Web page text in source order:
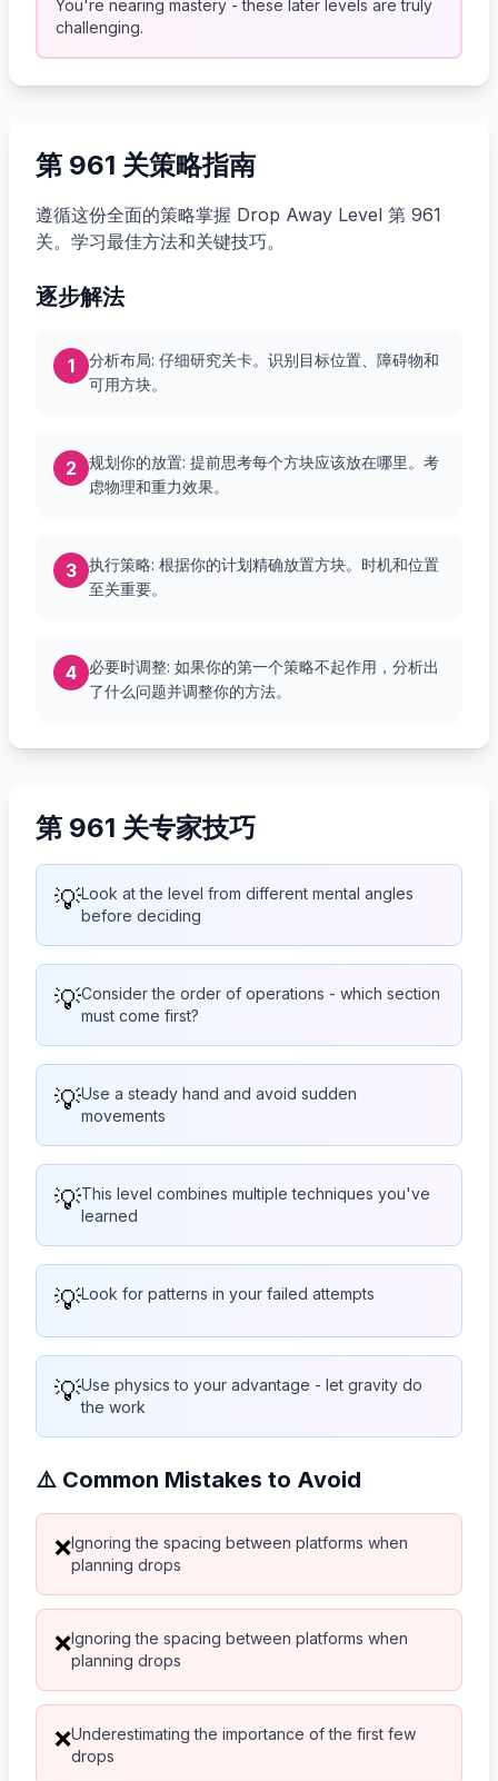
You're nearing mastery - these later levels are truly
challenging.
第 961 关策略指南
遵循这份全面的策略掌握 Drop Away Level 第 961
关。学习最佳方法和关键技巧。
逐步解法
1
分析布局: 仔细研究关卡。识别目标位置、障碍物和
可用方块。
2
规划你的放置: 提前思考每个方块应该放在哪里。考
虑物理和重力效果。
3
执行策略: 根据你的计划精确放置方块。时机和位置
至关重要。
4
必要时调整: 如果你的第一个策略不起作用，分析出
了什么问题并调整你的方法。
第 961 关专家技巧
💡Look at the level from different mental angles
before deciding
💡Consider the order of operations - which section
must come first?
💡Use a steady hand and avoid sudden
movements
💡This level combines multiple techniques you've
learned
💡Look for patterns in your failed attempts
💡Use physics to your advantage - let gravity do
the work
⚠️ Common Mistakes to Avoid
❌Ignoring the spacing between platforms when
planning drops
❌Ignoring the spacing between platforms when
planning drops
❌Underestimating the importance of the first few
drops